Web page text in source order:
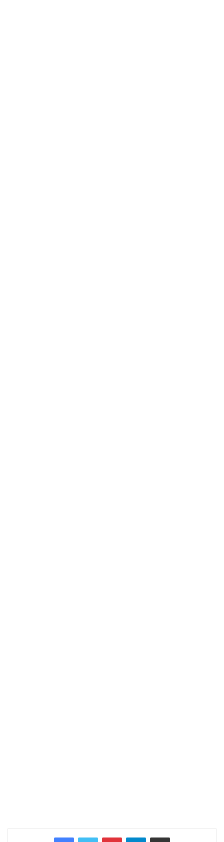
PinterestTelegramShare via Email